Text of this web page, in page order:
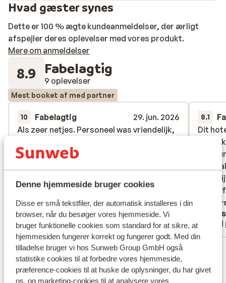
Denne hjemmeside bruger cookies
Disse er små tekstfiler, der automatisk installeres i din
browser, når du besøger vores hjemmeside. Vi
bruger funktionelle cookies som standard for at sikre, at
hjemmesiden fungerer korrekt og fungerer godt. Med din
tilladelse bruger vi hos Sunweb Group GmbH også
statistike cookies til at forbedre vores hjemmeside,
præference-cookies til at huske de oplysninger, du har givet
os, og marketing-cookies til at analysere vores
Hvad gæster synes
Dette er 100 % ægte kundeanmeldelser, der ærligt
afspejler deres oplevelser med vores produkt.
Mere om anmeldelser
8.9 Fabelagtig
9 oplevelser
Mest booket af med partner
10 Fabelagtig
29. jun. 2026
Als zeer netjes. Personeel was vriendelijk,
uitmuntend. We gaan er zeker terug.
Als zeer netjes. Personeel was vriendelijk,
uitmuntend. We gaan er zeker terug.
Anja
Med partner
8.1
Dit
Geen
Dit
Geen
Se alle 9 anmeldelser
Lokation